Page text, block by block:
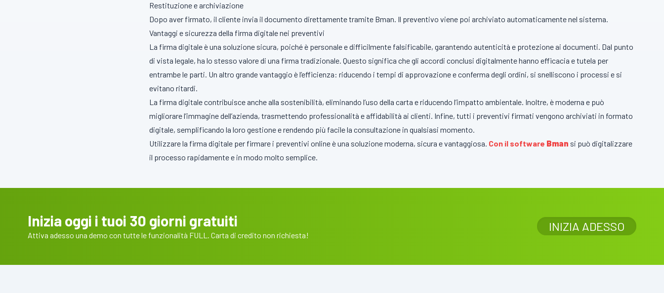
Restituzione e archiviazione
Dopo aver firmato, il cliente invia il documento direttamente tramite Bman. Il preventivo viene poi archiviato automaticamente nel sistema.
Vantaggi e sicurezza della firma digitale nei preventivi
La firma digitale è una soluzione sicura, poiché è personale e difficilmente falsificabile, garantendo autenticità e protezione ai documenti. Dal punto
di vista legale, ha lo stesso valore di una firma tradizionale. Questo significa che gli accordi conclusi digitalmente hanno efficacia e tutela per
entrambe le parti. Un altro grande vantaggio è l’efficienza: riducendo i tempi di approvazione e conferma degli ordini, si snelliscono i processi e si
evitano ritardi.
La firma digitale contribuisce anche alla sostenibilità, eliminando l’uso della carta e riducendo l’impatto ambientale. Inoltre, è moderna e può
migliorare l’immagine dell’azienda, trasmettendo professionalità e affidabilità ai clienti. Infine, tutti i preventivi firmati vengono archiviati in formato
digitale, semplificando la loro gestione e rendendo più facile la consultazione in qualsiasi momento.
Utilizzare la firma digitale per firmare i preventivi online è una soluzione moderna, sicura e vantaggiosa. Con il software Bman si può digitalizzare
il processo rapidamente e in modo molto semplice.
Inizia oggi i tuoi 30 giorni gratuiti
Attiva adesso una demo con tutte le funzionalità FULL. Carta di credito non richiesta!
INIZIA ADESSO